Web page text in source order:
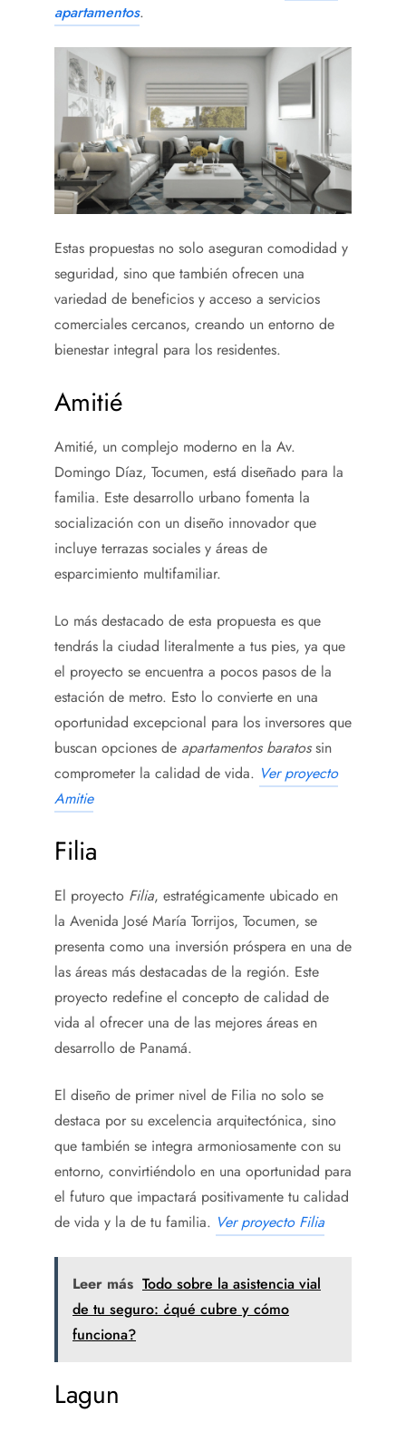
apartamentos.
Estas propuestas no solo aseguran comodidad y
seguridad, sino que también ofrecen una
variedad de beneficios y acceso a servicios
comerciales cercanos, creando un entorno de
bienestar integral para los residentes.
Amitié
Amitié, un complejo moderno en la Av.
Domingo Díaz, Tocumen, está diseñado para la
familia. Este desarrollo urbano fomenta la
socialización con un diseño innovador que
incluye terrazas sociales y áreas de
esparcimiento multifamiliar.
Lo más destacado de esta propuesta es que
tendrás la ciudad literalmente a tus pies, ya que
el proyecto se encuentra a pocos pasos de la
estación de metro. Esto lo convierte en una
oportunidad excepcional para los inversores que
buscan opciones de apartamentos baratossin
comprometer la calidad de vida. Ver proyecto
Amitie
Filia
El proyecto Filia, estratégicamente ubicado en
la Avenida José María Torrijos, Tocumen, se
presenta como una inversión próspera en una de
las áreas más destacadas de la región. Este
proyecto redefine el concepto de calidad de
vida al ofrecer una de las mejores áreas en
desarrollo de Panamá.
El diseño de primer nivel de Filia no solo se
destaca por su excelencia arquitectónica, sino
que también se integra armoniosamente con su
entorno, convirtiéndolo en una oportunidad para
el futuro que impactará positivamente tu calidad
de vida y la de tu familia. Ver proyecto Filia
Leer más Todo sobre la asistencia vial
de tu seguro: ¿qué cubre y cómo
funciona?
Lagun